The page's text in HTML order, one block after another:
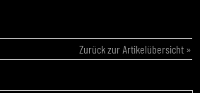
Zurück zur Artikelübersicht »